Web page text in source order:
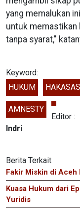
yang memalukan
untuk memastikan
tanpa syarat,"
Keyword:
HUKUM
AMNESTY
Editor :
Indri
Berita Terkait
Fakir Miskin di Aceh
Kuasa Hukum dari
Yuridis